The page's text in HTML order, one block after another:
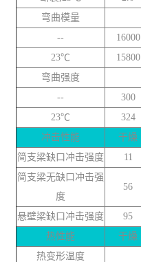
弯曲模量
--
16000
23℃
15800
弯曲强度
--
300
23℃
324
冲击性能
干燥
简支梁缺口冲击强度
11
简支梁无缺口冲击强
度
56
悬壁梁缺口冲击强度 95
热性能
干燥
热变形温度